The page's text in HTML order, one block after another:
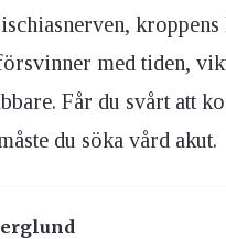
med tiden,
Får du svårt
du söka vård akut.